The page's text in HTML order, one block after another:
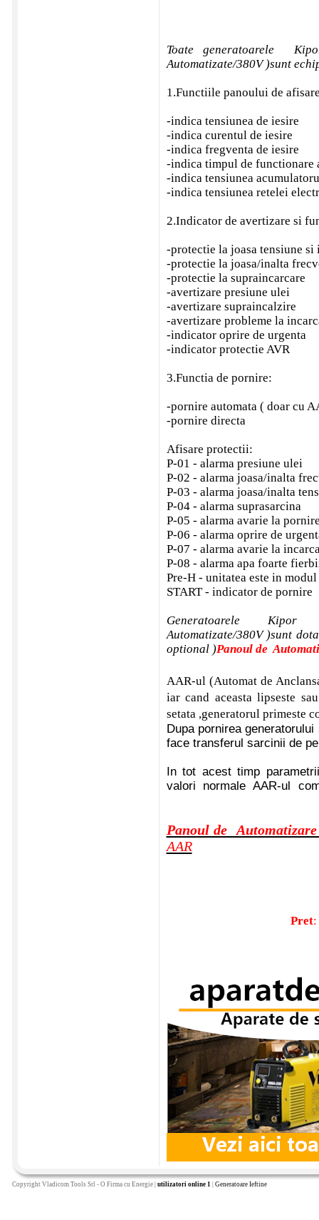
Toate generatoarele
Automatizate/380V )sunt
1.Functiile panoului de
-indica tensiunea de iesire
-indica curentul de iesire
-indica fregventa de iesire
-indica timpul de functionare
-indica tensiunea
-indica tensiunea retelei
2.Indicator de avertizare si
-protectie la joasa tensiune
-protectie la joasa/inalta
-protectie la supraincarcare
-avertizare presiune ulei
-avertizare supraincalzire
-avertizare probleme la
-indicator oprire de urgenta
-indicator protectie AVR
3.Functia de pornire:
-pornire automata ( doar cu
-pornire directa
Afisare protectii:
P-01 - alarma presiune ulei
P-02 - alarma joasa/inalta
P-03 - alarma joasa/inalta
P-04 - alarma suprasarcina
P-05 - alarma avarie la
P-06 - alarma oprire de
P-07 - alarma avarie la
P-08 - alarma apa foarte
Pre-H - unitatea este in
START - indicator de pornire
Generatoarele Kipor (
Automatizate/380V )sunt
optional )Panoul de
AAR-ul (Automat de
iar cand aceasta lipseste
setata ,generatorul primeste
Dupa pornirea
face transferul sarcinii
In tot acest timp
valori normale AAR-ul
Panoul de
AAR
Pret
Copyright Vladicom Tools Srl - O Firma cu Energie | utilizatori online 1 Generatoare Ieftine